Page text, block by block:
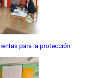
para la protección